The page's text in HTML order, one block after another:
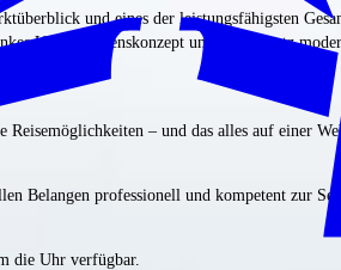
und eines der leistungsfähigsten
Unternehmenskonzept und der Einsatz
– und das alles auf einer
professionell und kompetent zur
die Uhr verfügbar.